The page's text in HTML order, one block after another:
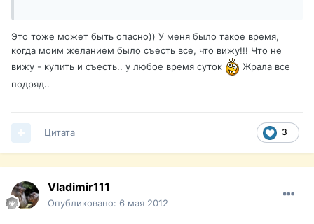
Это тоже может быть опасно)) У меня было такое время,
когда моим желанием было съесть все, что вижу!!! Что не
вижу - купить и съесть.. у любое время суток
Жрала все
подряд..
3
Цитата
Vladimir111
Опубликовано: 6 мая 2012